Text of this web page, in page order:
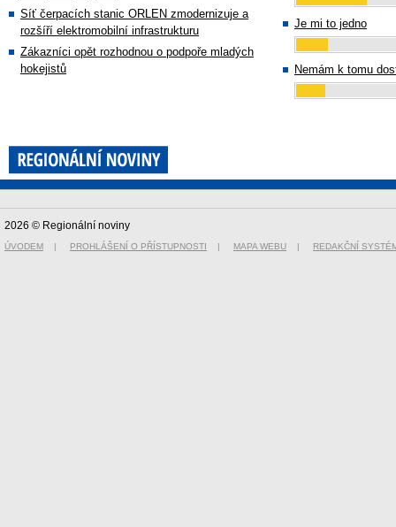
Síť čerpacích stanic ORLEN zmodernizuje a
rozšíří elektromobilní infrastrukturu
Zákazníci opět rozhodnou o podpoře mladých
hokejistů
Je mi to jedno
Nemám k tomu
2026 © Regionální noviny
ÚVODEM | PROHLÁŠENÍ O PŘÍSTUPNOSTI | MAPA WEBU | REDAKČNÍ